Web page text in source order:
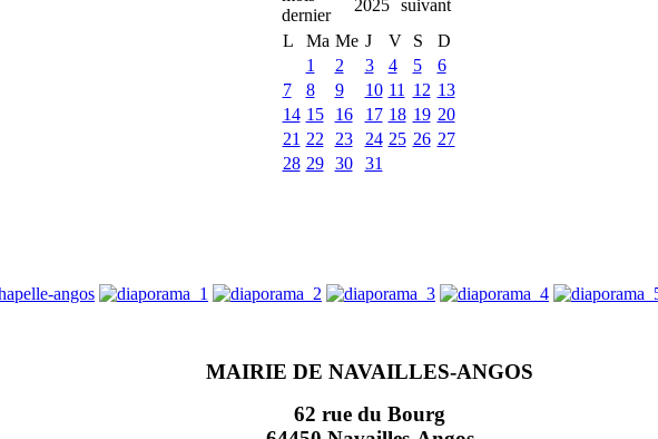
2025
L
Ma Me J V S
D
1
2 3 4 5
6
7
8 9 10 11 12 13
14 15 16 17 18 19 20
21 22 23 24 25 26 27
28 29 30 31
MAIRIE DE NAVAILLES-ANGOS
62 rue du Bourg